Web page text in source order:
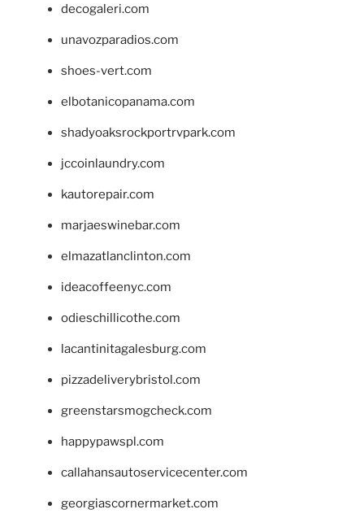
decogaleri.com
unavozparadios.com
shoes-vert.com
elbotanicopanama.com
shadyoaksrockportrvpark.com
jccoinlaundry.com
kautorepair.com
marjaeswinebar.com
elmazatlanclinton.com
ideacoffeenyc.com
odieschillicothe.com
lacantinitagalesburg.com
pizzadeliverybristol.com
greenstarsmogcheck.com
happypawspl.com
callahansautoservicecenter.com
georgiascornermarket.com